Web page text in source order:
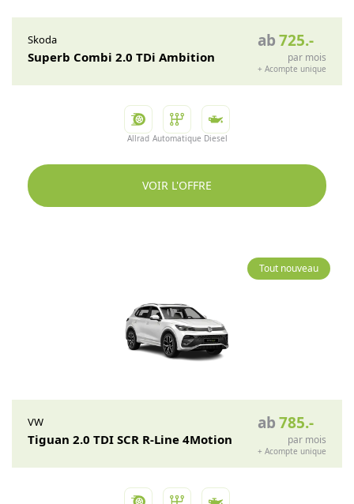
Skoda
Superb Combi 2.0 TDi Ambition
ab725.-
par mois
+ Acompte unique
Allrad Automatique Diesel
VOIR L'OFFRE
Tout nouveau
VW
Tiguan 2.0 TDI SCR R-Line 4Motion
ab785.-
par mois
+ Acompte unique